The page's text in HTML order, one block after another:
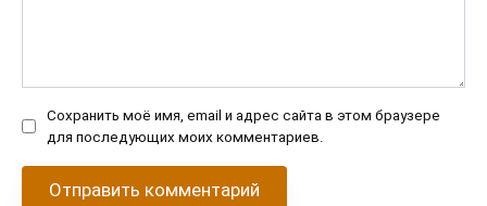
Сохранить моё имя, email и адрес сайта в этом браузере
для последующих моих комментариев.